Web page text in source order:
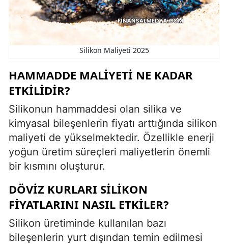
Silikon Maliyeti 2025
HAMMADDE MALIYETI NE KADAR
ETKILIDIR?
Silikonun hammaddesi olan silika ve
kimyasal bileşenlerin fiyatı arttığında silikon
maliyeti de yükselmektedir. Özellikle enerji
yoğun üretim süreçleri maliyetlerin önemli
bir kısmını oluşturur.
DÖVIZ KURLARI SILIKON
FIYATLARINI NASIL ETKILER?
Silikon üretiminde kullanılan bazı
bileşenlerin yurt dışından temin edilmesi